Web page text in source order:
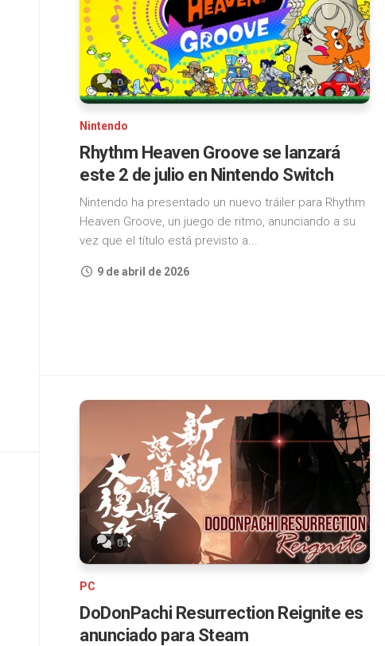
4
PlayStation
Xbox
Xbox
Series
Epic
Nintendo
Classics
Nintendo
Switch
Online
Switch
Online
Expansion
Pack
0
Nintendo
Rhythm Heaven Groove se lanzará
este 2 de julio en Nintendo Switch
Nintendo ha presentado un nuevo tráiler para Rhythm
Heaven Groove, un juego de ritmo, anunciando a su
vez que el título está previsto a...
9 de abril de 2026
0
PC
DoDonPachi Resurrection Reignite es
anunciado para Steam